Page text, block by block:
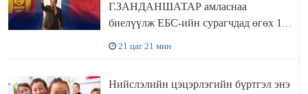
Г.ЗАНДАНШАТАР амласнаа
биелүүлж ЕБС-ийн сурагчдад өгөх 10.
21 цаг 21 мин
Нийслэлийн цэцэрлэгийн бүртгэл энэ